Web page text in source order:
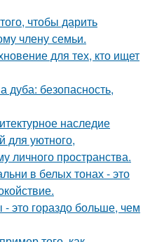
чтобы дарить
члену семьи.
для тех, кто ищет
дуба: безопасность,
наследие
для уютного,
личного пространства.
в белых тонах - это
это гораздо больше, чем